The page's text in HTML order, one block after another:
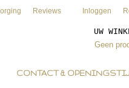
Reviews Inloggen
UW
Geen
CONTACT &